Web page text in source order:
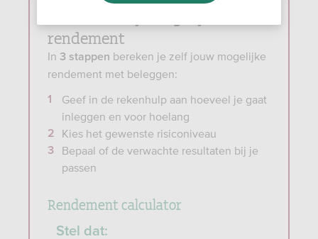
rendement
In 3 stappen bereken je zelf jouw mogelijke
rendement met beleggen:
Geef in de rekenhulp aan hoeveel je gaat
inleggen en voor hoelang
Kies het gewenste risiconiveau
Bepaal of de verwachte resultaten bij je
passen
Rendement calculator
Stel dat: